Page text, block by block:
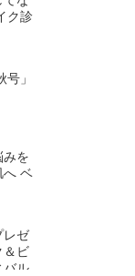
ク診
」
みを
へ ベ
レゼ
＆ビ
バル